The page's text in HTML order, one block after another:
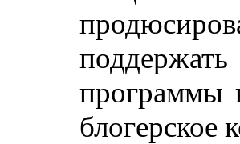
программы
блогерское